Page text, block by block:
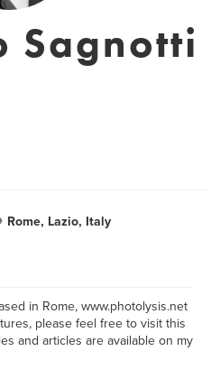
Sagnotti
Rome, Lazio, Italy
in Rome, www.photolysis.net
please feel free to visit this
and articles are available on my